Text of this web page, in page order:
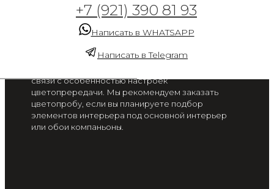
+7 (921) 390 81 93
Написать в WHATSAPP
Написать в Telegram
Вечерняя прохлада 10
от 2 300 руб. / м2
Цвет на экране вашего смартфона или монитора
связи с особенностью настроек
цветопрередачи. Мы рекомендуем заказать
цветопробу, если вы планируете подбор
элементов интерьера под основной интерьер
или обои компаньоны.